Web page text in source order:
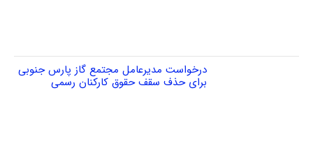
درخواست مدیرعامل مجتمع گاز پارس جنوبی
برای حذف سقف حقوق کارکنان رسمی